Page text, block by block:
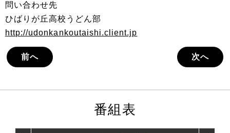
問い合わせ先
ひばりが丘高校うどん部
http://udonkankoutaishi.client.jp
前へ 次へ
番組表